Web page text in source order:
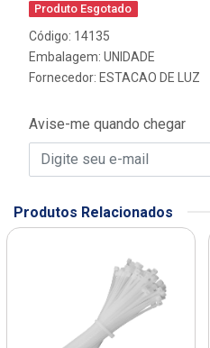
Produto Esgotado
Código: 14135
Embalagem: UNIDADE
Fornecedor: ESTACAO DE LUZ
Avise-me quando chegar
Produtos Relacionados